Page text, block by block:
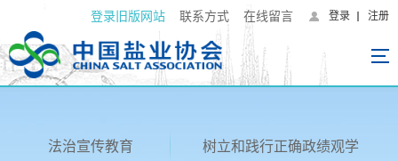
登录旧版网站 联系方式 在线留言 登录 注册
法治宣传教育 树立和践行正确政绩观学